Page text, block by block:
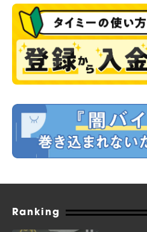
Ranking